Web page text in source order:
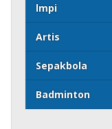
lmpi
Artis
Sepakbola
Badminton